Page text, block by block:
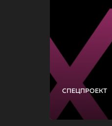
СПЕЦПРОЕКТ